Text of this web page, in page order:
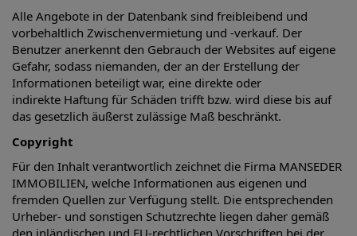
Alle Angebote in der Datenbank sind freibleibend und
vorbehaltlich Zwischenvermietung und -verkauf. Der
Benutzer anerkennt den Gebrauch der Websites auf eigene
Gefahr, sodass niemanden, der an der Erstellung der
Informationen beteiligt war, eine direkte oder
indirekte Haftung für Schäden trifft bzw. wird diese bis auf
das gesetzlich äußerst zulässige Maß beschränkt.
Copyright
Für den Inhalt verantwortlich zeichnet die Firma MANSEDER
IMMOBILIEN, welche Informationen aus eigenen und
fremden Quellen zur Verfügung stellt. Die entsprechenden
Urheber- und sonstigen Schutzrechte liegen daher gemäß
den inländischen und EU-rechtlichen Vorschriften bei der